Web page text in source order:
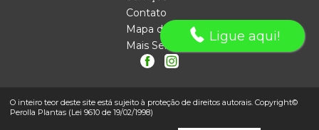
Contato
Mapa do site
Mais Serviços
O inteiro teor deste site está sujeito à proteção de direitos autorais. Copyright©
Perolla Plantas (Lei 9610 de 19/02/1998)
Ligue aqui!